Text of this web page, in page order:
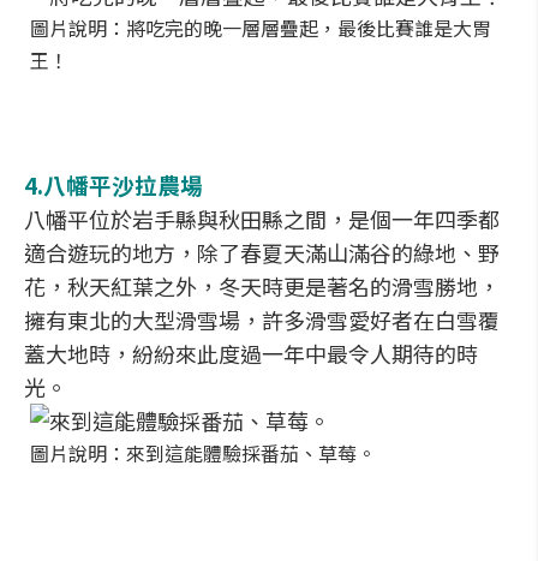
圖片說明：將吃完的晚一層層疊起，最後比賽誰是大胃
王！
4.八幡平沙拉農場
八幡平位於岩手縣與秋田縣之間，是個一年四季都
適合遊玩的地方，除了春夏天滿山滿谷的綠地、野
花，秋天紅葉之外，冬天時更是著名的滑雪勝地，
擁有東北的大型滑雪場，許多滑雪愛好者在白雪覆
蓋大地時，紛紛來此度過一年中最令人期待的時
光。
圖片說明：來到這能體驗採番茄、草莓。